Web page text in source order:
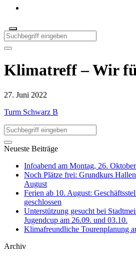
Klimatreff – Wir
27. Juni 2022
Turm Schwarz B
Neueste Beiträge
Infoabend am Montag, 26.
Noch Plätze frei: Grundkurs
August
Ferien ab 10. August:
geschlossen
Unterstützung gesucht bei
Jugendcup am 26.09. und 03.10.
Klimafreundliche Tourenplanung
Archiv